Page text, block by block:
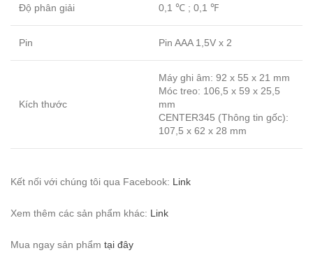
Độ phân giải 0,1 ℃ ; 0,1 ℉
Pin Pin AAA 1,5V x 2
Kích thước
Máy ghi âm: 92 x 55 x 21 mm
Móc treo: 106,5 x 59 x 25,5
mm
CENTER345 (Thông tin gốc):
107,5 x 62 x 28 mm
Kết nối với chúng tôi qua Facebook: Link
Xem thêm các sản phẩm khác: Link
Mua ngay sản phẩm tại đây